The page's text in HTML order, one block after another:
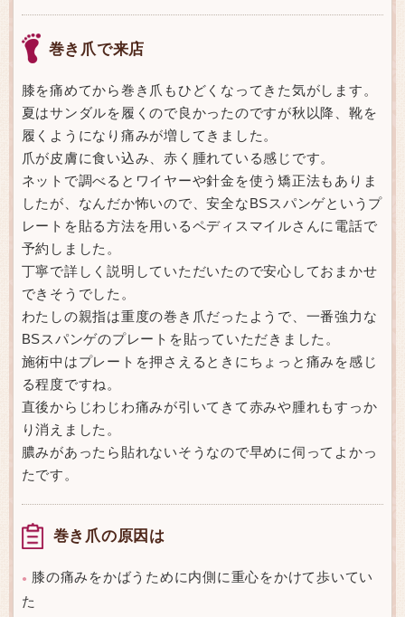
巻き爪で来店
膝を痛めてから巻き爪もひどくなってきた気がします。
夏はサンダルを履くので良かったのですが秋以降、靴を
履くようになり痛みが増してきました。
爪が皮膚に食い込み、赤く腫れている感じです。
ネットで調べるとワイヤーや針金を使う矯正法もありま
したが、なんだか怖いので、安全なBSスパンゲというプ
レートを貼る方法を用いるペディスマイルさんに電話で
予約しました。
丁寧で詳しく説明していただいたので安心しておまかせ
できそうでした。
わたしの親指は重度の巻き爪だったようで、一番強力な
BSスパンゲのプレートを貼っていただきました。
施術中はプレートを押さえるときにちょっと痛みを感じ
る程度ですね。
直後からじわじわ痛みが引いてきて赤みや腫れもすっか
り消えました。
膿みがあったら貼れないそうなので早めに伺ってよかっ
たです。
巻き爪の原因は
●
膝の痛みをかばうために内側に重心をかけて歩いてい
た